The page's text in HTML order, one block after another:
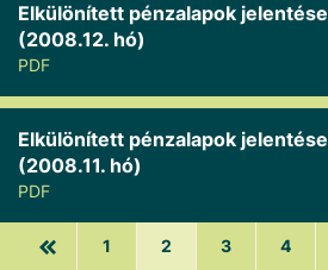
Elkülönített pénzalapok jelentése
(2008.12. hó)
PDF
Elkülönített pénzalapok jelentése
(2008.11. hó)
PDF
1 2 3 4